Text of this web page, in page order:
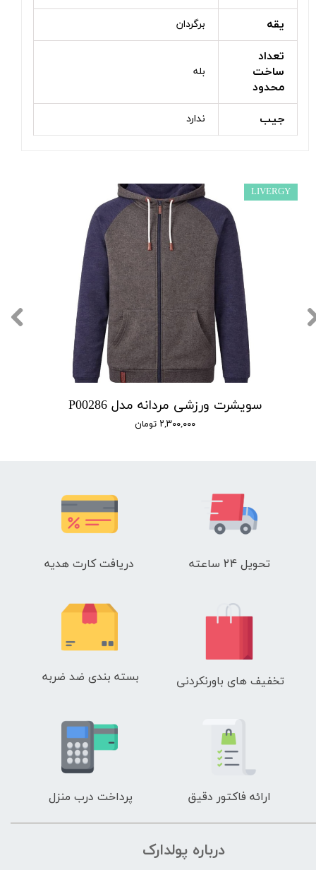
یقه برگردان
تعداد
ساخت
محدود
بله
جیب ندارد
سویشرت ورزشی مردانه مدل P00286
۲,۳۰۰,۰۰۰ تومان
LIVERGY
تحویل 24 ساعته دریافت کارت هدیه
تخفیف های باورنکردنی بسته بندی ضد ضربه
ارائه فاکتور دقیق پرداخت درب منزل
درباره پولدارک